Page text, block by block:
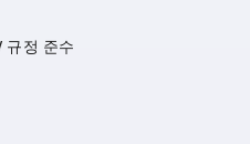
규정 준수